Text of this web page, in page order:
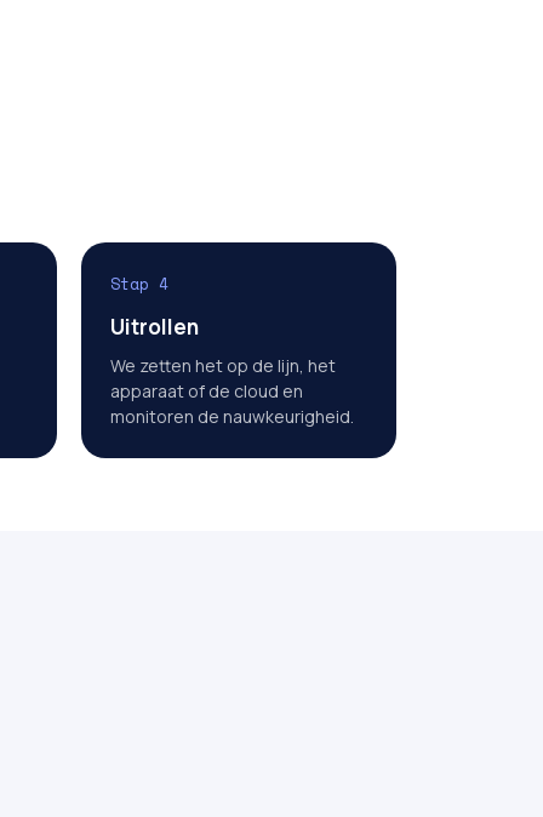
Stap 4
Uitrollen
We zetten het op de lijn, het
apparaat of de cloud en
monitoren de nauwkeurigheid.